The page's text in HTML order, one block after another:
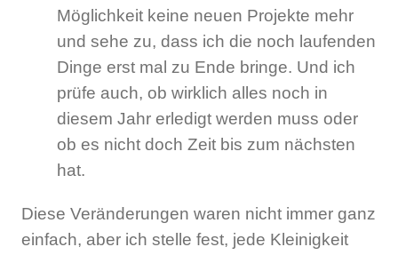
Möglichkeit keine neuen Projekte mehr
und sehe zu, dass ich die noch laufenden
Dinge erst mal zu Ende bringe. Und ich
prüfe auch, ob wirklich alles noch in
diesem Jahr erledigt werden muss oder
ob es nicht doch Zeit bis zum nächsten
hat.
Diese Veränderungen waren nicht immer ganz
einfach, aber ich stelle fest, jede Kleinigkeit